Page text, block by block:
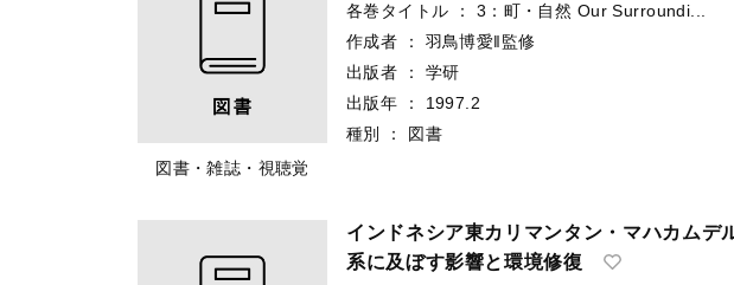
図書・雑誌・視聴覚
各巻タイトル ：
3：町・自然 Our Surroundi...
作成者
：
羽鳥博愛‖監修
出版者
：
学研
出版年
：
1997.2
種別
： 図書
インドネシア東カリマンタン・マハカムデ
系に及ぼす影響と環境修復